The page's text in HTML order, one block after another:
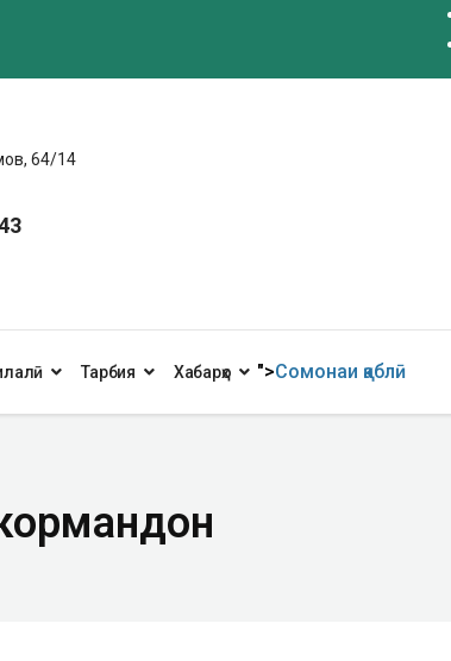
64/14
Тарбия Хабарҳо ">Сомонаи қаблӣ